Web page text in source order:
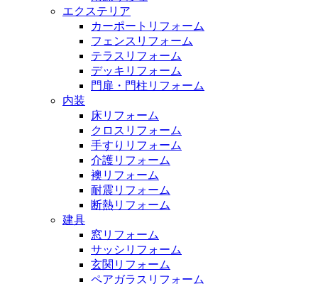
エクステリア
カーポートリフォーム
フェンスリフォーム
テラスリフォーム
デッキリフォーム
門扉・門柱リフォーム
内装
床リフォーム
クロスリフォーム
手すりリフォーム
介護リフォーム
襖リフォーム
耐震リフォーム
断熱リフォーム
建具
窓リフォーム
サッシリフォーム
玄関リフォーム
ペアガラスリフォーム